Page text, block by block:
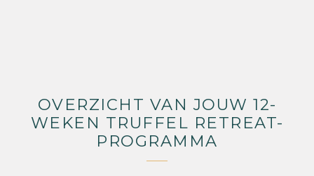
OVERZICHT VAN JOUW 12-
WEKEN TRUFFEL RETREAT-
PROGRAMMA